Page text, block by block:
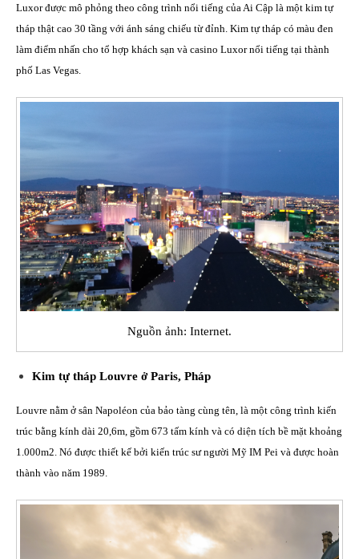
Luxor được mô phỏng theo công trình nổi tiếng của Ai Cập là một kim tự
tháp thật cao 30 tầng với ánh sáng chiếu từ đỉnh. Kim tự tháp có màu đen
làm điểm nhấn cho tổ hợp khách sạn và casino Luxor nổi tiếng tại thành
phố Las Vegas.
Nguồn ảnh: Internet.
Kim tự tháp Louvre ở Paris, Pháp
Louvre nằm ở sân Napoléon của bảo tàng cùng tên, là một công trình kiến
trúc bằng kính dài 20,6m, gồm 673 tấm kính và có diện tích bề mặt khoảng
1.000m2. Nó được thiết kế bởi kiến trúc sư người Mỹ IM Pei và được hoàn
thành vào năm 1989.